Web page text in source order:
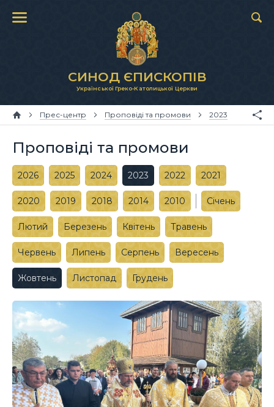
СИНОД ЄПИСКОПІВ
Української Греко-Католицької Церкви
Прес-центр Проповіді та промови 2023
Проповіді та промови
2026 2025 2024 2023 2022 2021
2020 2019 2018 2014 2010 Січень
Лютий Березень Квітень Травень
Червень Липень Серпень Вересень
Жовтень Листопад Грудень